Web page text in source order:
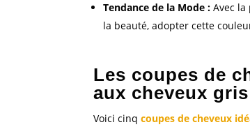
Tendance de la Mode : Avec
la beauté, adopter cette
Les coupes de
aux cheveux gris
Voici cinqcoupes de cheveux